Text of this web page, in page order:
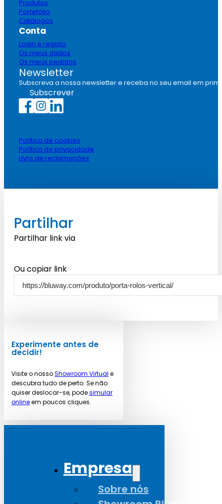
Produtos
Portefólio
Catálogos
Conta
Login e registo
Os meus dados
Os meus pedidos
Newsletter
Subscreva a nossa newsletter e receba no seu email em
Subscrever
Política de cookies
Política de privacidade
Livro de reclamações
Partilhar
Partilhar link via
Ou copiar link
Experimente antes de
decidir!
Visite o nossoShowroom Virtual e
descubra tudo de perto. Se não
quiser deslocar-se, podesimular
onlineem poucos cliques.
Empresa
Sobre nós